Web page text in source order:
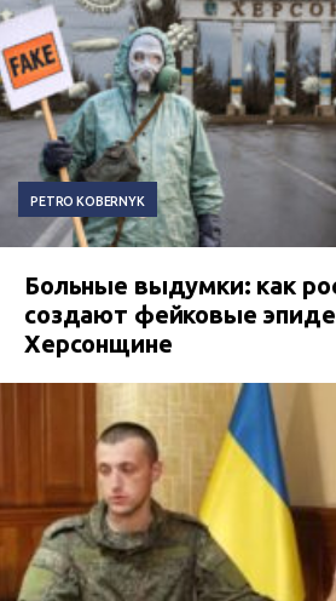
PETRO KOBERNYK
Больные выдумки: как
создают фейковые
Херсонщине